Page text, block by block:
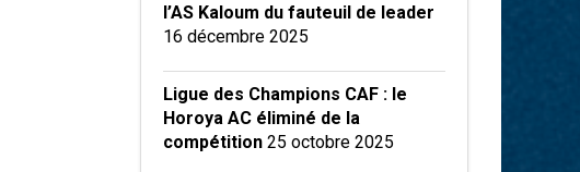
l’AS Kaloum du fauteuil de leader
16 décembre 2025
Ligue des Champions CAF : le
Horoya AC éliminé de la
compétition 25 octobre 2025